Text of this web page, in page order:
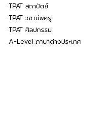
TPAT สถาปัตย์
TPAT วิชาชีพครู
TPAT ศิลปกรรม
A-Level ภาษาต่างประเทศ